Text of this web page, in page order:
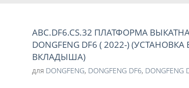
ABC.DF6.CS.32 ПЛАТФОРМА
DONGFENG DF6 ( 2022-) (УСТАНОВКА
ВКЛАДЫША)
для DONGFENG, DONGFENG DF6, DONGFENG